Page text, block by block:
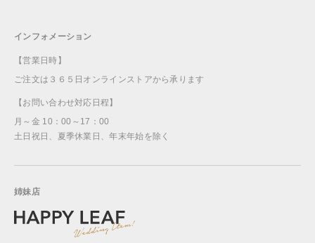
インフォメーション
【営業日時】
ご注文は３６５日オンラインストアから承ります
【お問い合わせ対応日程】
月～金 10：00～17：00
土日祝日、夏季休業日、年末年始を除く
姉妹店